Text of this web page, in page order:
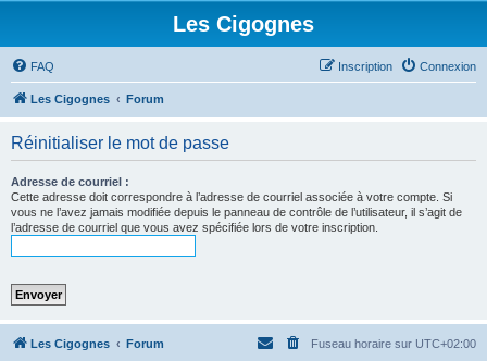
Les Cigognes
FAQ Connexion
Inscription
Les Cigognes Forum
Réinitialiser le mot de passe
Adresse de courriel :
Cette adresse doit correspondre à l’adresse de courriel associée à votre compte. Si
vous ne l’avez jamais modifiée depuis le panneau de contrôle de l’utilisateur, il s’agit de
l’adresse de courriel que vous avez spécifiée lors de votre inscription.
Les Cigognes Forum Fuseau horaire sur UTC+02:00